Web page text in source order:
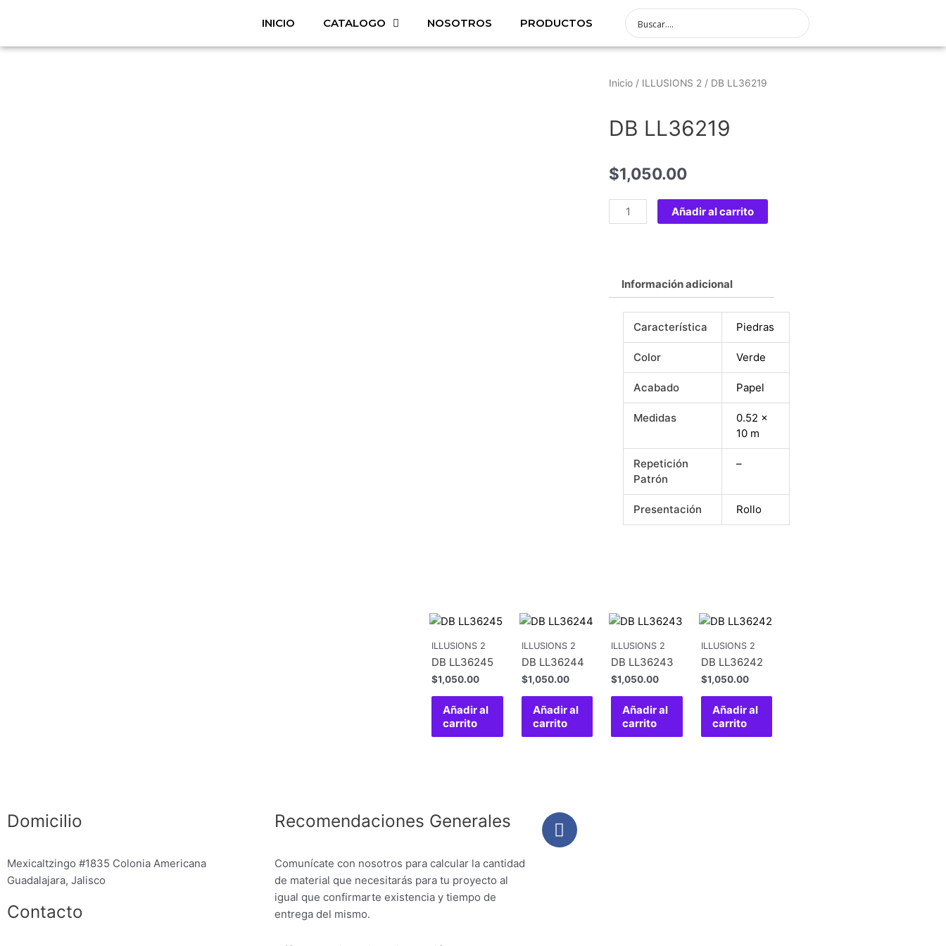
INICIO CATALOGO NOSOTROS PRODUCTOS
Inicio / ILLUSIONS 2 / DB LL36219
DB LL36219
$1,050.00
Añadir al carrito
Información adicional
Característica Piedras
Color Verde
Acabado Papel
Medidas
0.52 x
10 m
Repetición
Patrón
–
Presentación Rollo
ILLUSIONS 2
DB LL36245
$1,050.00
Añadir al
carrito
ILLUSIONS 2
DB LL36244
$1,050.00
Añadir al
carrito
ILLUSIONS 2
DB LL36243
$1,050.00
Añadir al
carrito
ILLUSIONS 2
DB LL36242
$1,050.00
Añadir al
carrito
Domicilio
Mexicaltzingo #1835 Colonia Americana
Guadalajara, Jalisco
Contacto
Recomendaciones Generales
Comunícate con nosotros para calcular la cantidad
de material que necesitarás para tu proyecto al
igual que confirmarte existencia y tiempo de
entrega del mismo.